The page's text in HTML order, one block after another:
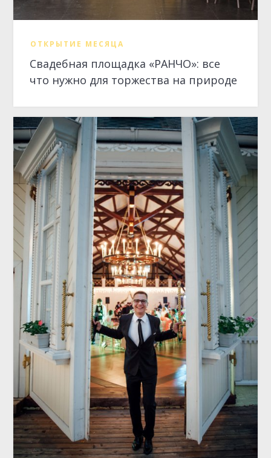
ОТКРЫТИЕ МЕСЯЦА
Алексей Лебединский: ведущий,
который действительно готовится к
вашему мероприятию